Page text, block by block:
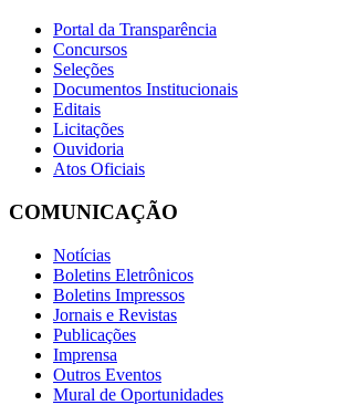
Portal da Transparência
Concursos
Seleções
Documentos Institucionais
Editais
Licitações
Ouvidoria
Atos Oficiais
COMUNICAÇÃO
Notícias
Boletins Eletrônicos
Boletins Impressos
Jornais e Revistas
Publicações
Imprensa
Outros Eventos
Mural de Oportunidades